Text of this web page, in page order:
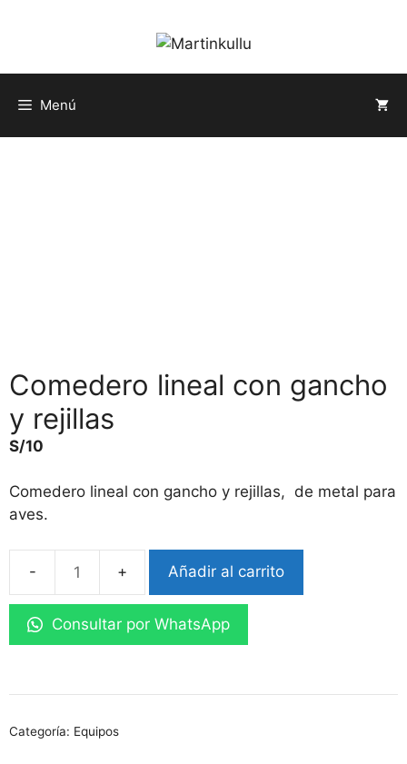
Menú
Comedero lineal con gancho
y rejillas
S/10
Comedero lineal con gancho y rejillas, de metal para
aves.
Comedero
lineal
con
gancho
rejillas
Añadir al carrito
Consultar por WhatsApp
Categoría: Equipos